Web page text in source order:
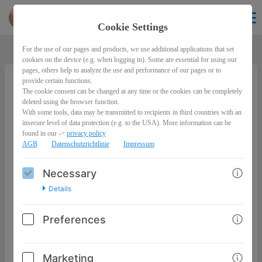
10% Business Coaching Programm
Mach dein Business größer – und
dein Leben reicher.
Cookie Settings
For the use of our pages and products, we use additional applications that set
cookies on the device (e.g. when logging in). Some are essential for using our
pages, others help to analyze the use and performance of our pages or to
provide certain functions.
The cookie consent can be changed at any time or the cookies can be completely
deleted using the browser function.
With some tools, data may be transmitted to recipients in third countries with an
insecure level of data protection (e.g. to the USA). More information can be
found in our -> privacy policy
AGB
Datenschutzrichtlinie Impressum
Necessary
Details
Preferences
Marketing